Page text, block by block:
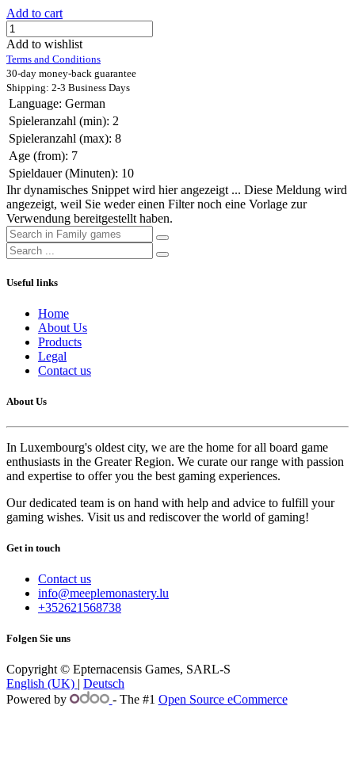
Add to cart
Add to wishlist
Terms and Conditions
30-day money-back guarantee
Shipping: 2-3 Business Days
Language: German
Spieleranzahl (min): 2
Spieleranzahl (max): 8
Age (from): 7
Spieldauer (Minuten): 10
Ihr dynamisches Snippet wird hier angezeigt ... Diese Meldung wird
angezeigt, weil Sie weder einen Filter noch eine Vorlage zur
Verwendung bereitgestellt haben.
Useful links
Home
About Us
Products
Legal
Contact us
About Us
In Luxembourg's oldest city, we are the home for all board game
enthusiasts in the Greater Region. We curate our range with passion
and expertise to offer you the best gaming experiences.
Our dedicated team is on hand with help and advice to fulfill your
gaming wishes. Visit us and rediscover the world of gaming!
Get in touch
Contact us
info@meeplemonastery.lu
+352621568738
Folgen Sie uns
Copyright © Epternacensis Games, SARL-S
English (UK) | Deutsch
Powered by
- The #1 Open Source eCommerce